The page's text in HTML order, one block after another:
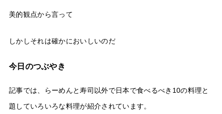
美的観点から言って
しかしそれは確かにおいしいのだ
今日のつぶやき
記事では、らーめんと寿司以外で日本で食べるべき10の料理と
題していろいろな料理が紹介されています。